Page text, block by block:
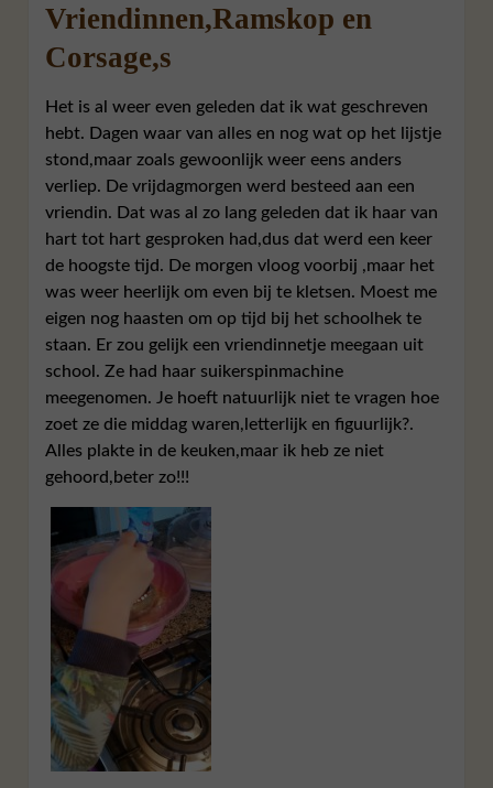
Vriendinnen,Ramskop en
Corsage,s
Het is al weer even geleden dat ik wat geschreven
hebt. Dagen waar van alles en nog wat op het lijstje
stond,maar zoals gewoonlijk weer eens anders
verliep. De vrijdagmorgen werd besteed aan een
vriendin. Dat was al zo lang geleden dat ik haar van
hart tot hart gesproken had,dus dat werd een keer
de hoogste tijd. De morgen vloog voorbij ,maar het
was weer heerlijk om even bij te kletsen. Moest me
eigen nog haasten om op tijd bij het schoolhek te
staan. Er zou gelijk een vriendinnetje meegaan uit
school. Ze had haar suikerspinmachine
meegenomen. Je hoeft natuurlijk niet te vragen hoe
zoet ze die middag waren,letterlijk en figuurlijk?.
Alles plakte in de keuken,maar ik heb ze niet
gehoord,beter zo!!!